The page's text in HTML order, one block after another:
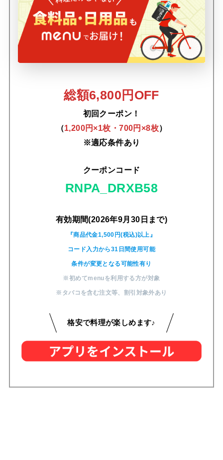
総額6,800円OFF
初回クーポン！
（1,200円×1枚・700円×8枚）
※適応条件あり
クーポンコード
RNPA_DRXB58
有効期間(2026年9月30日まで)
『商品代金1,500円(税込)以上』
コード入力から31日間使用可能
条件が変更となる可能性有り
※初めてmenuを利用する方が対象
※タバコを含む注文等、 割引対象外あり
格安で料理が楽しめます♪